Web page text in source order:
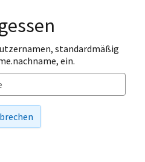
standardmäßig
ein.